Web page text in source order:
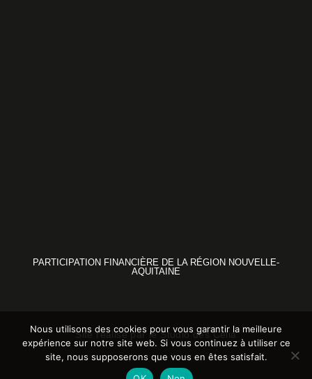
PARTICIPATION FINANCIÈRE DE LA RÉGION NOUVELLE-
AQUITAINE
Site réalisé par leStudio des Célia
Nous utilisons des cookies pour vous garantir la meilleure
expérience sur notre site web. Si vous continuez à utiliser ce
site, nous supposerons que vous en êtes satisfait.